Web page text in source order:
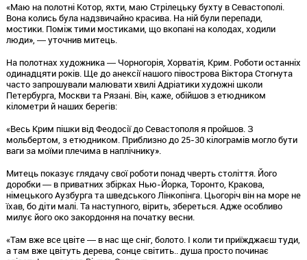
«Маю на полотні Котор, яхти, маю Стрілецьку бухту в Севастополі.
Вона колись була надзвичайно красива. На ній були перепади,
мостики. Поміж тими мостиками, що вкопані на колодах, ходили
люди», ― уточнив митець.
На полотнах художника ― Чорногорія, Хорватія, Крим. Роботи останніх
одинадцяти років. Ще до анексії нашого півострова Віктора Стогнута
часто запрошували малювати хвилі Адріатики художні школи
Петербурга, Москви та Рязані. Він, каже, обійшов з етюдником
кілометри й наших берегів:
«Весь Крим пішки від Феодосії до Севастополя я пройшов. З
мольбертом, з етюдником. Приблизно до 25-30 кілограмів могло бути
ваги за моїми плечима в наплічнику».
Митець показує глядачу свої роботи понад чверть століття. Його
доробки ― в приватних збірках Нью-Йорка, Торонто, Кракова,
німецького Аузбурга та шведського Лінкопінга. Цьогоріч він на море не
їхав, бо діти малі. Та наступного, вірить, збереться. Адже особливо
милує його око закордоння на початку весни.
«Там вже все цвіте ― в нас ще сніг, болото. І коли ти приїжджаєш туди,
а там вже цвітуть дерева, сонце світить.. душа просто починає